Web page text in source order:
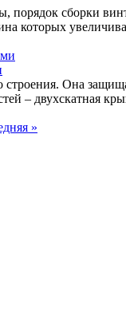
порядок сборки
которых
Она
– двухскатная
»